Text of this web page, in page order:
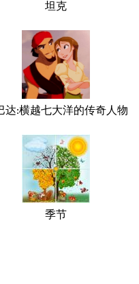
坦克
达:横越七大洋的传奇人物
季节